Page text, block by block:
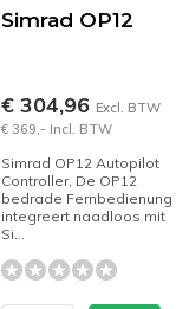
Simrad OP12
€ 304,96 Excl. BTW
€ 369,- Incl. BTW
Simrad OP12 Autopilot
Controller, De OP12
bedrade Fernbedienung
integreert naadloos mit
Si...